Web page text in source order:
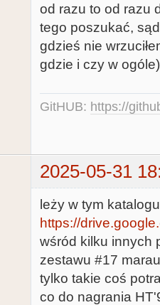
od razu to od razu
tego poszukać,
gdzieś nie
gdzie i czy w
GitHUB: https://
2025-05-31
leży w tym
https://
wśród kilku innych
zestawu #17
tylko takie coś
co do nagrania